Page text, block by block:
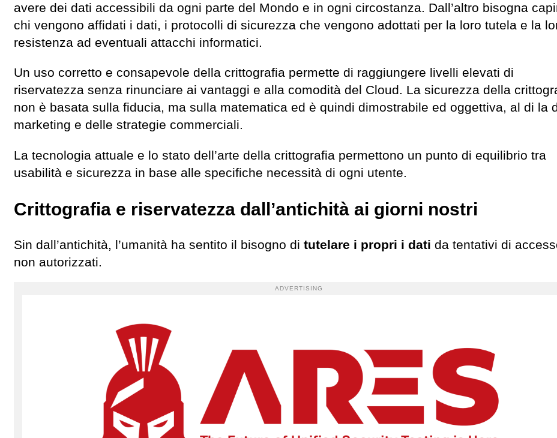
avere dei dati accessibili da ogni parte del Mondo e in ogni circostanza. Dall’altro bisogna
chi vengono affidati i dati, i protocolli di sicurezza che vengono adottati per la loro tutela e la
resistenza ad eventuali attacchi informatici.
Un uso corretto e consapevole della crittografia permette di raggiungere livelli elevati di
riservatezza senza rinunciare ai vantaggi e alla comodità del Cloud. La sicurezza della
non è basata sulla fiducia, ma sulla matematica ed è quindi dimostrabile ed oggettiva, al di la
marketing e delle strategie commerciali.
La tecnologia attuale e lo stato dell’arte della crittografia permettono un punto di equilibrio tra
usabilità e sicurezza in base alle specifiche necessità di ogni utente.
Crittografia e riservatezza dall’antichità ai giorni nostri
Sin dall’antichità, l’umanità ha sentito il bisogno di tutelare i propri i dati da tentativi di
non autorizzati.
ADVERTISING